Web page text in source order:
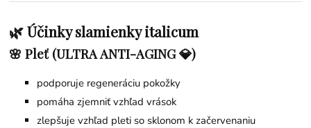
🌿 Účinky slamienky italicum
🌸 Pleť (ULTRA ANTI-AGING 💎)
podporuje regeneráciu pokožky
pomáha zjemniť vzhľad vrások
zlepšuje vzhľad pleti so sklonom k začervenaniu